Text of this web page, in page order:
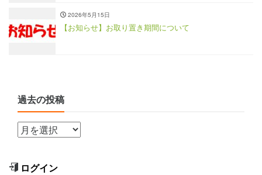
2026年5月15日
【お知らせ】お取り置き期間について
過去の投稿
ログイン